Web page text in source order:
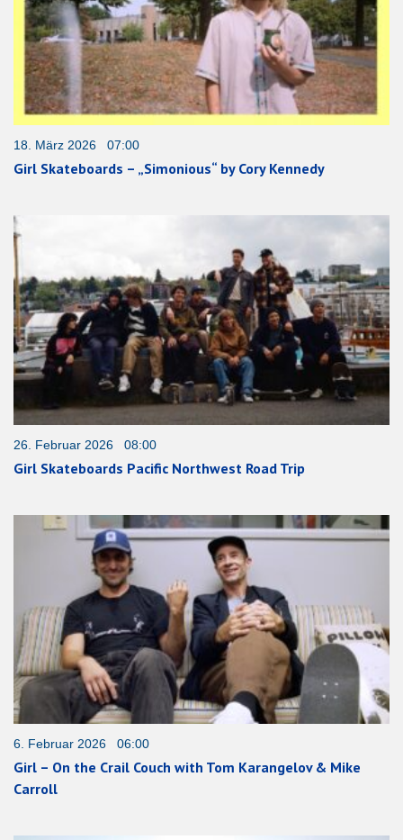
18. März 2026 07:00
Girl Skateboards – „Simonious“ by Cory Kennedy
26. Februar 2026 08:00
Girl Skateboards Pacific Northwest Road Trip
6. Februar 2026 06:00
Girl – On the Crail Couch with Tom Karangelov & Mike
Carroll